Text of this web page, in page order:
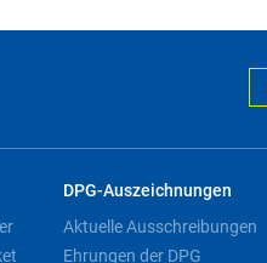
DPG-Auszeichnungen
Aktuelle Ausschreibungen
Ehrungen der DPG